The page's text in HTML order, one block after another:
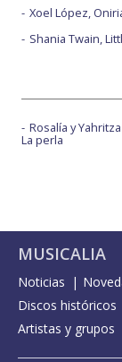
Xoel López,
Shania Twain,
Rosalía y
La perla
MUSICALIA
Noticias
Discos históricos
Artistas y grupos